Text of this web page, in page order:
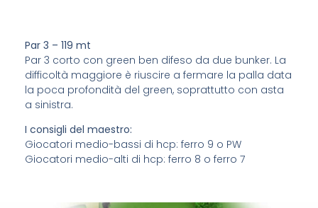
Par 3 – 119 mt
Par 3 corto con green ben difeso da due bunker. La
difficoltà maggiore è riuscire a fermare la palla data
la poca profondità del green, soprattutto con asta
a sinistra.
I consigli del maestro:
Giocatori medio-bassi di hcp: ferro 9 o PW
Giocatori medio-alti di hcp: ferro 8 o ferro 7